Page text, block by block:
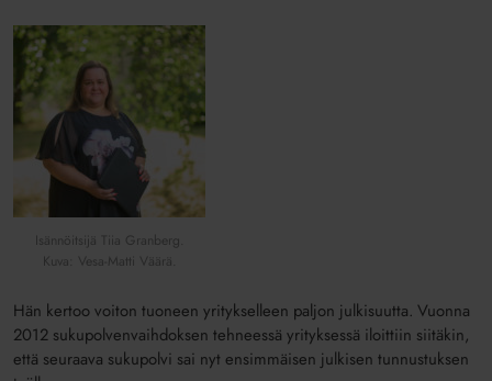
Isännöitsijä Tiia Granberg.
Kuva: Vesa-Matti Väärä.
Hän kertoo voiton tuoneen yritykselleen paljon julkisuutta. Vuonna
2012 sukupolvenvaihdoksen tehneessä yrityksessä iloittiin siitäkin,
että seuraava sukupolvi sai nyt ensimmäisen julkisen tunnustuksen